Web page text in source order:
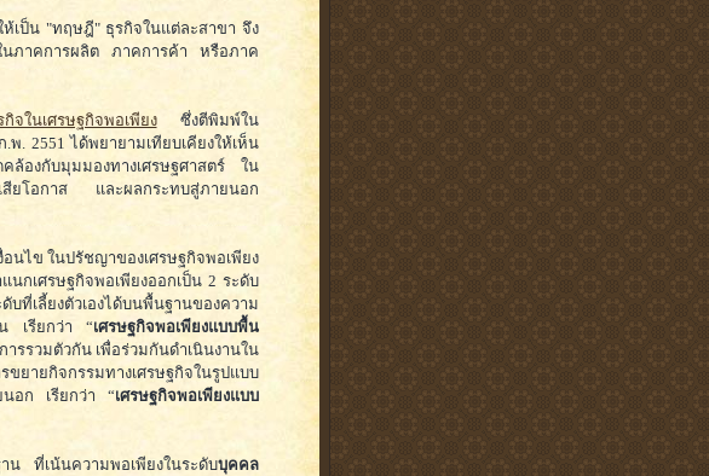
ห้เป็น "ทฤษฎี" ธุรกิจในแต่ละสาขา จึง
นภาคการผลิต ภาคการค้า หรือภาค
จในเศรษฐกิจพอเพียงซึ่งตีพิมพ์ใน
. 2551 ได้พยายามเทียบเคียงให้เห็น
องกับมุมมองทางเศรษฐศาสตร์ ใน
สียโอกาส และผลกระทบสู่ภายนอก
นไข ในปรัชญาของเศรษฐกิจพอเพียง
นกเศรษฐกิจพอเพียงออกเป็น 2 ระดับ
เลี้ยงตัวเองได้บนพื้นฐานของความ
น เรียกว่า “เศรษฐกิจพอเพียงแบบพื้น
รรวมตัวกัน เพื่อร่วมกันดำเนินงานใน
ขยายกิจกรรมทางเศรษฐกิจในรูปแบบ
นอก เรียกว่า “เศรษฐกิจพอเพียงแบบ
น ที่เน้นความพอเพียงในระดับบุคคล